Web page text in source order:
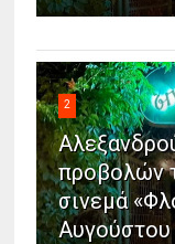
2
προβολών
σινεμά
Αυγούστου